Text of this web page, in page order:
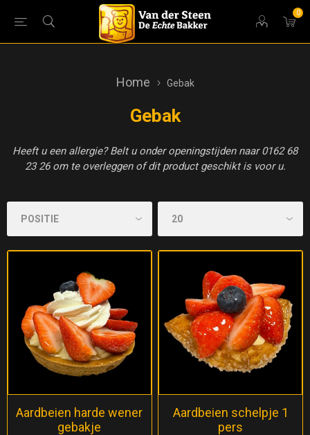
0
Home Gebak
Gebak
Heeft u een allergie? Belt u onder openingstijden naar 0162 68
23 26 om te overleggen of dit product geschikt is voor u.
Aardbeien harde wener
gebakje
Aardbeien schelpje 1
pers